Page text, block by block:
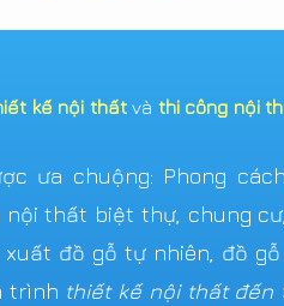
kế nội thấtvà thi công nội
ưa chuộng: Phong
thất biệt thự, chung
đồ gỗ tự nhiên, đồ
trình thiết kế nội thất đến